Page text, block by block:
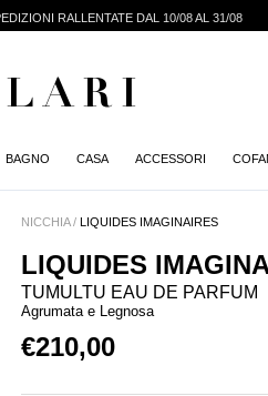
RALLENTATE DAL 10/08 AL 31/08
BAGNO CASA ACCESSORI
NICCHIA / LIQUIDES IMAGINAIRES
LIQUIDES
TUMULTU EAU DE PARFUM
Agrumata e Legnosa
€210,00